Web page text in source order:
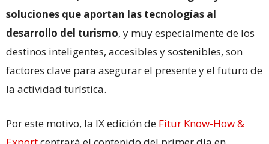
soluciones que aportan las tecnologías al
desarrollo del turismo, y muy especialmente de los
destinos inteligentes, accesibles y sostenibles, son
factores clave para asegurar el presente y el futuro de
la actividad turística.
Por este motivo, la IX edición de Fitur Know-How &